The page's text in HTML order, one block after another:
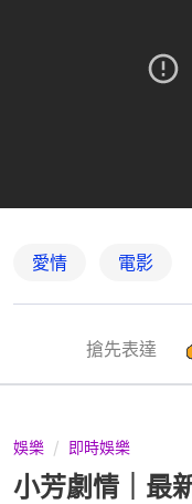
愛情 電影
搶先表達
娛樂 即時娛樂
小芳劇情｜最